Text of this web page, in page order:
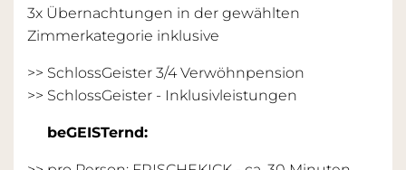
3x Übernachtungen in der gewählten
Zimmerkategorie inklusive
>> SchlossGeister 3/4 Verwöhnpension
>> SchlossGeister - Inklusivleistungen
beGEISTernd: